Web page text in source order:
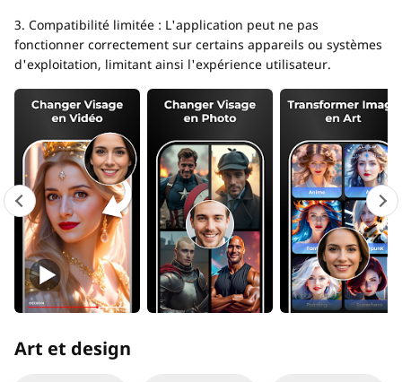
3. Compatibilité limitée : L'application peut ne pas
fonctionner correctement sur certains appareils ou systèmes
d'exploitation, limitant ainsi l'expérience utilisateur.
Art et design